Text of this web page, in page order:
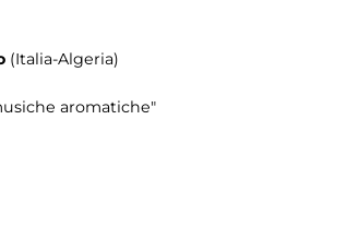
(Italia-Algeria)
aromatiche"